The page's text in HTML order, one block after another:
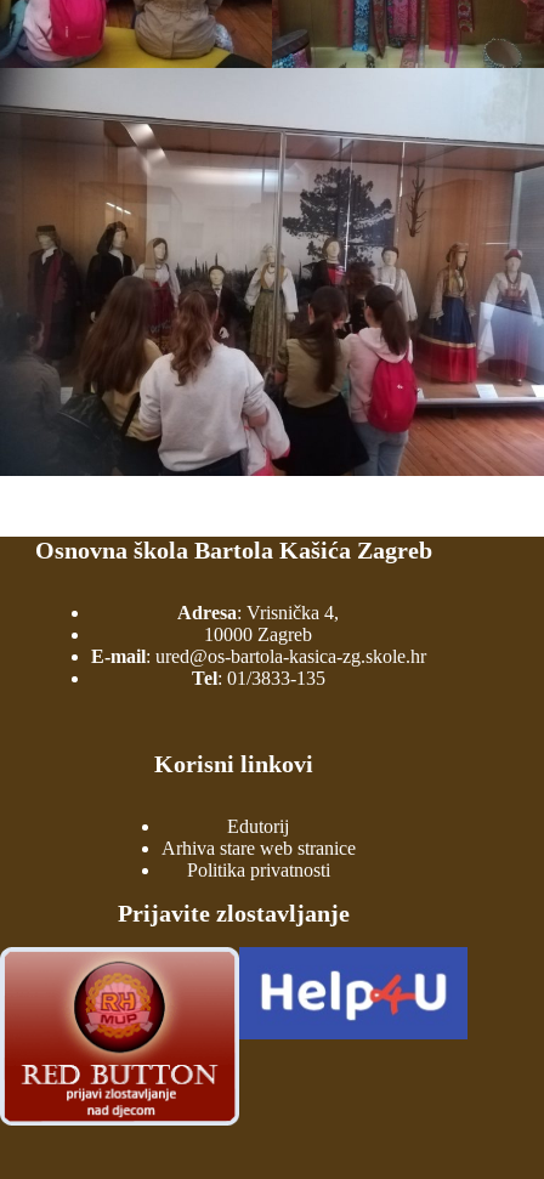
Osnovna škola Bartola Kašića Zagreb
Adresa: Vrisnička 4,
10000 Zagreb
E-mail: ured@os-bartola-kasica-zg.skole.hr
Tel: 01/3833-135
Korisni linkovi
Edutorij
Arhiva stare web stranice
Politika privatnosti
Prijavite zlostavljanje